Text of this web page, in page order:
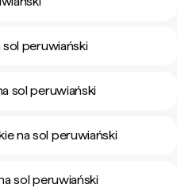
peruwiański
sol peruwiański
na sol peruwiański
sol peruwiański